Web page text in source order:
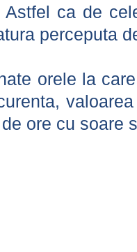
Astfel ca de
perceputa
orele la
ore cu soare